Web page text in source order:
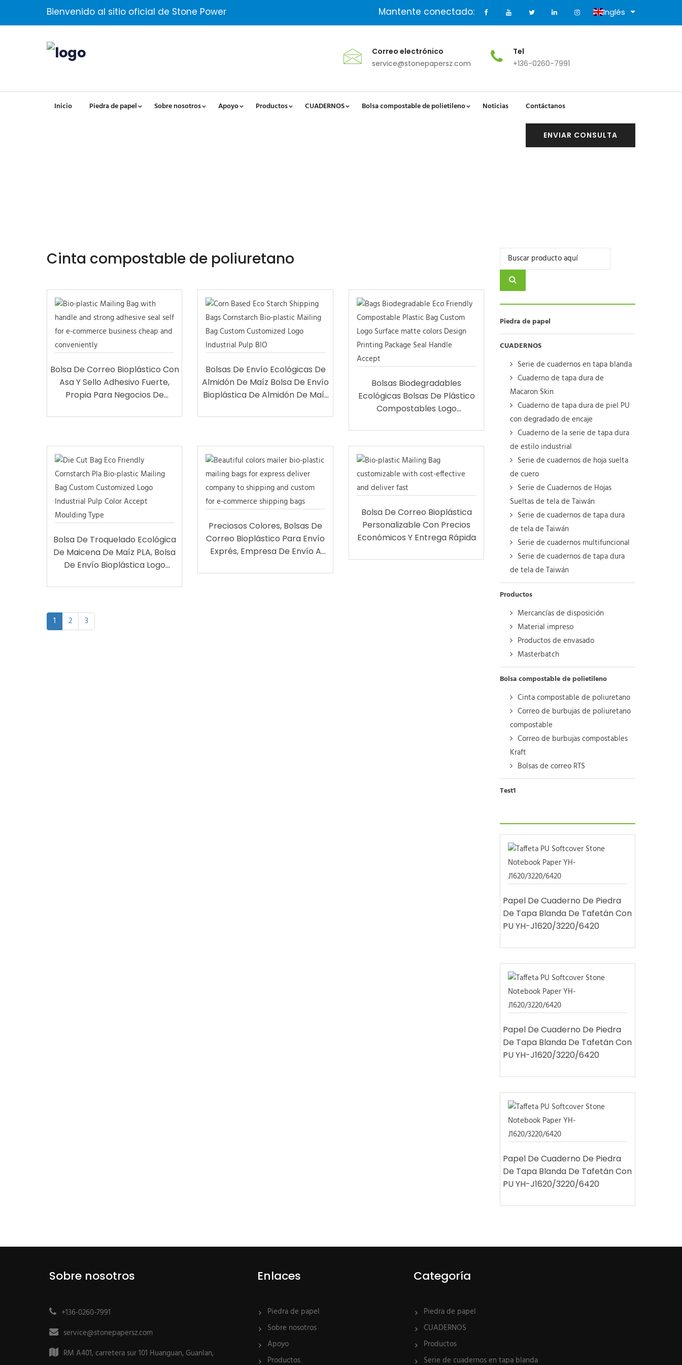
Bienvenido al sitio oficial de Stone Power Inglés
Mantente conectado:
Correo electrónico
service@stonepapersz.com
Tel
+136-0260-7991
Inicio Piedra de papel Sobre nosotros Apoyo Productos CUADERNOS Bolsa compostable de polietileno Noticias Contáctanos
ENVIAR CONSULTA
Cinta compostable de poliuretano
Bolsa De Correo Bioplástico Con
Asa Y Sello Adhesivo Fuerte,
Propia Para Negocios De
Cómoda
Bolsas De Envío Ecológicas De
Almidón De Maíz Bolsa De Envío
Bioplástica De Almidón De Maíz
Personalizado BIO De Pulpa
Bolsas Biodegradables
Ecológicas Bolsas De Plástico
Compostables Logo
Colores Mate Diseño Impresión
Empaque Sello Asa Aceptar
Bolsa De Troquelado Ecológica
De Maicena De Maíz PLA, Bolsa
De Envío Bioplástica Logo
Color De Pulpa Industrial
Preciosos Colores, Bolsas De
Correo Bioplástico Para Envío
Exprés, Empresa De Envío A
De Envío Electrónico
Bolsa De Correo Bioplástica
Personalizable Con Precios
Económicos Y Entrega Rápida
1 2 3
Piedra de papel
CUADERNOS
Serie de cuadernos en tapa blanda
Cuaderno de tapa dura de
Macaron Skin
Cuaderno de tapa dura de piel PU
con degradado de encaje
Cuaderno de la serie de tapa dura
de estilo industrial
Serie de cuadernos de hoja suelta
de cuero
Serie de Cuadernos de Hojas
Sueltas de tela de Taiwán
Serie de cuadernos de tapa dura
de tela de Taiwán
Serie de cuadernos multifuncional
Serie de cuadernos de tapa dura
de tela de Taiwán
Productos
Mercancías de disposición
Material impreso
Productos de envasado
Masterbatch
Bolsa compostable de polietileno
Cinta compostable de poliuretano
Correo de burbujas de poliuretano
compostable
Correo de burbujas compostables
Kraft
Bolsas de correo RTS
Test1
Papel De Cuaderno De Piedra
De Tapa Blanda De Tafetán Con
PU YH-J1620/3220/6420
Papel De Cuaderno De Piedra
De Tapa Blanda De Tafetán Con
PU YH-J1620/3220/6420
Papel De Cuaderno De Piedra
De Tapa Blanda De Tafetán Con
PU YH-J1620/3220/6420
Sobre nosotros
+136-0260-7991
service@stonepapersz.com
RM A401, carretera sur 101 Huanguan, Guanlan,
Enlaces
Piedra de papel
Sobre nosotros
Apoyo
Productos
Categoría
Piedra de papel
CUADERNOS
Productos
Serie de cuadernos en tapa blanda